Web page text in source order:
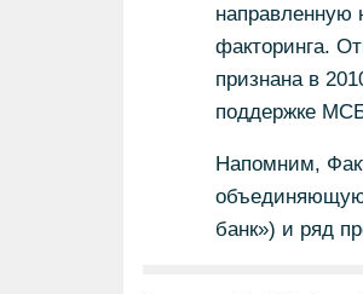
направленную
факторинга.
признана в
поддержке
Напомним,
объединяющую
банк») и ряд